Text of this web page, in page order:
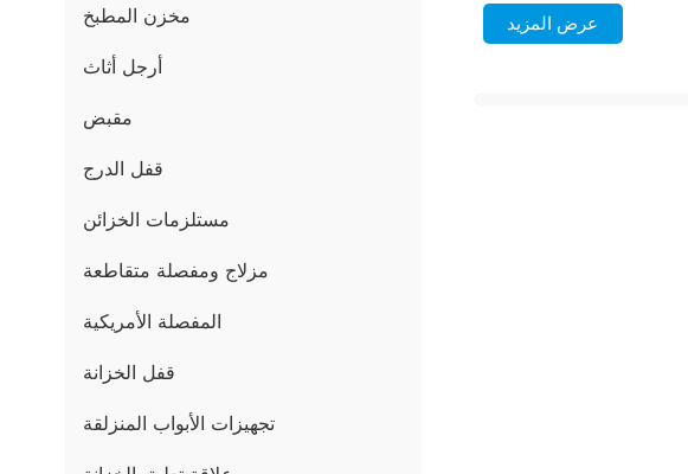
مخزن المطبخ
أرجل أثاث
مقبض
قفل الدرج
مستلزمات الخزائن
مزلاج ومفصلة متقاطعة
المفصلة الأمريكية
قفل الخزانة
تجهيزات الأبواب المنزلقة
عرض المزيد